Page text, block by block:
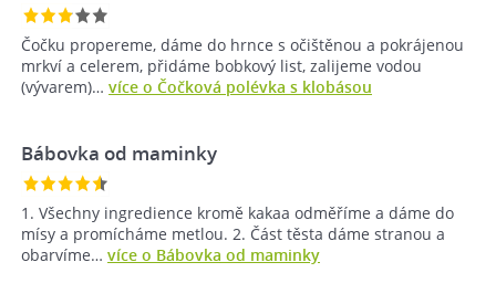
Čočku propereme, dáme do hrnce s očištěnou a pokrájenou
mrkví a celerem, přidáme bobkový list, zalijeme vodou
(vývarem)… více o Čočková polévka s klobásou
Bábovka od maminky
1. Všechny ingredience kromě kakaa odměříme a dáme do
mísy a promícháme metlou. 2. Část těsta dáme stranou a
obarvíme… více o Bábovka od maminky